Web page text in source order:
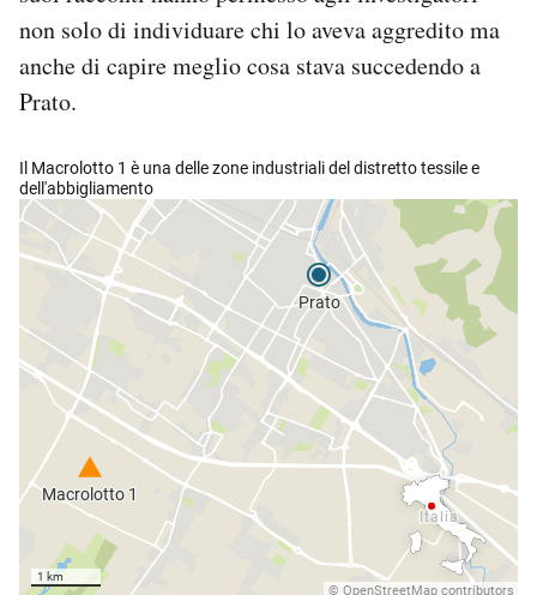
non solo di individuare chi lo aveva aggredito ma
anche di capire meglio cosa stava succedendo a
Prato.